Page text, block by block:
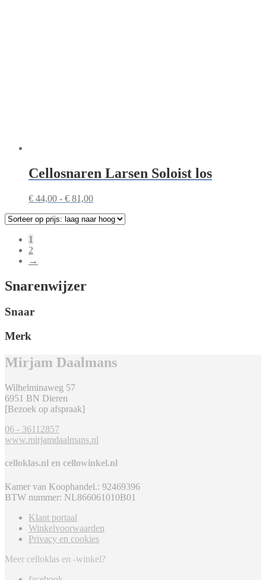
Cellosnaren Larsen Soloist los
€ 44,00 - € 81,00Prijsklasse:
tot
1
2
→
Snarenwijzer
Snaar
Merk
Mirjam Daalmans
Wilhelminaweg 57
6951 BN Dieren
[Bezoek op afspraak]
06 - 36112857
www.mirjamdaalmans.nl
celloklas.nl en cellowinkel.nl
Kamer van Koophandel.: 92469396
BTW nummer: NL866061010B01
Klant portaal
Winkelvoorwaarden
Privacy en cookies
Meer celloklas en -winkel?